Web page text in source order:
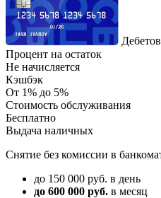
Процент на остаток
Не начисляется
Кэшбэк
От 1% до 5%
Стоимость обслуживания
Бесплатно
Выдача наличных
Снятие без комиссии в
до 150 000 руб. в день
до 600 000 руб. в месяц